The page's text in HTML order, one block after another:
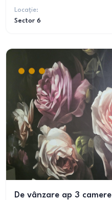
Locație:
Sector 6
De vânzare ap 3 camere